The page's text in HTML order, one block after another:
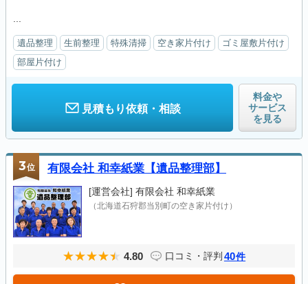
遺品整理 生前整理 特殊清掃 空き家片付け
ゴミ屋敷片付け
部屋片付け
見積もり依頼・相談
料金や
サービス
を見る
3位 有限会社 和幸紙業【遺品整理部】
[運営会社] 有限会社 和幸紙業
（北海道石狩郡当別町の空き家片付け）
4.80 口コミ・評判 40件